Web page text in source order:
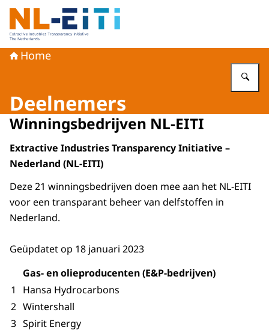
Naar de homepage van Extractive Industries
Home
Deelnemers
Winningsbedrijven NL-EITI
Extractive Industries Transparency Initiative –
Nederland (NL-EITI)
Deze 21 winningsbedrijven doen mee aan het NL-EITI
voor een transparant beheer van delfstoffen in
Nederland.
Geüpdatet op 18 januari 2023
Gas- en olieproducenten (E&P-bedrijven)
1
Hansa Hydrocarbons
2 Wintershall
3 Spirit Energy